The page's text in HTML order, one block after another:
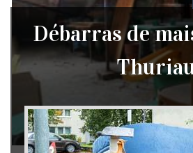
Débarras de